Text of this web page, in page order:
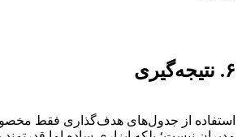
۶. نتیجه‌گیری
استفاده از جدول‌های هدف‌گذاری فقط